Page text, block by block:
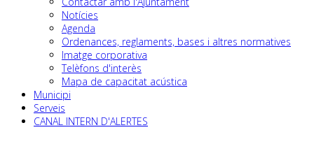
Notícies
Agenda
Ordenances, reglaments, bases i altres normatives
Imatge corporativa
Telèfons d'interès
Mapa de capacitat acústica
Municipi
Serveis
CANAL INTERN D'ALERTES